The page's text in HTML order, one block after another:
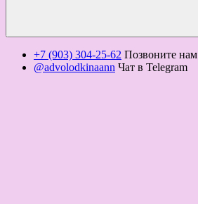
+7 (903) 304-25-62 Позвоните нам
@advolodkinaann Чат в Telegram